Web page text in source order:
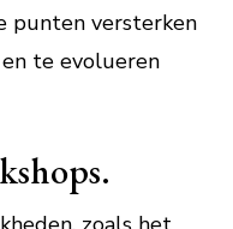
punten versterken
te evolueren